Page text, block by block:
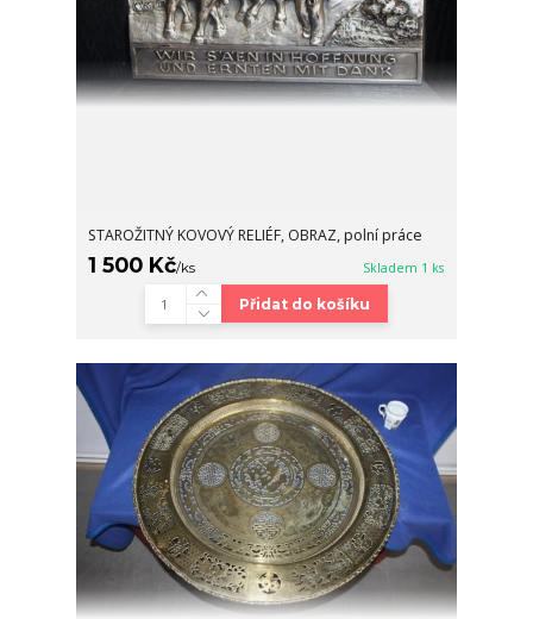
STAROŽITNÝ KOVOVÝ RELIÉF, OBRAZ, polní práce
1 500 Kč/ks Skladem 1 ks
Přidat do košíku